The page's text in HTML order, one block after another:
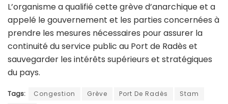
L’organisme a qualifié cette grève d’anarchique et a
appelé le gouvernement et les parties concernées à
prendre les mesures nécessaires pour assurer la
continuité du service public au Port de Radès et
sauvegarder les intérêts supérieurs et stratégiques
du pays.
Tags: Congestion Grève Port De Radès
Stam